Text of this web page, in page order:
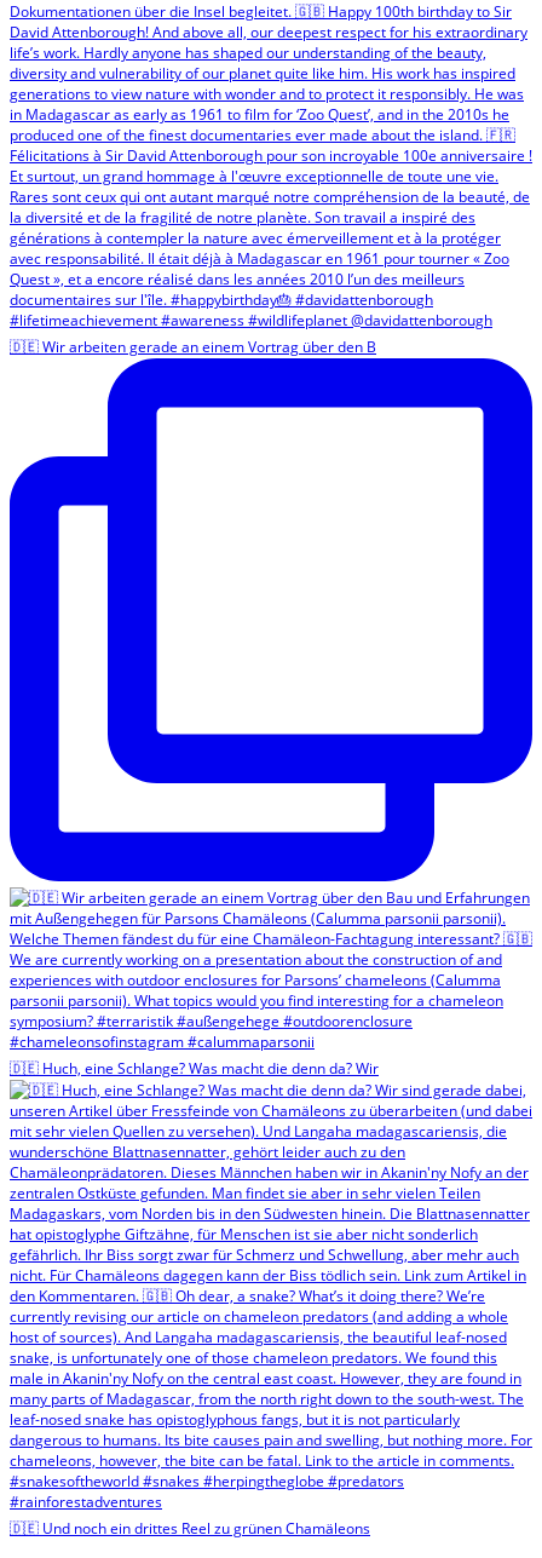
🇩🇪 Wir arbeiten gerade an einem Vortrag über den B
🇩🇪 Huch, eine Schlange? Was macht die denn da? Wir
🇩🇪 Und noch ein drittes Reel zu grünen Chamäleons